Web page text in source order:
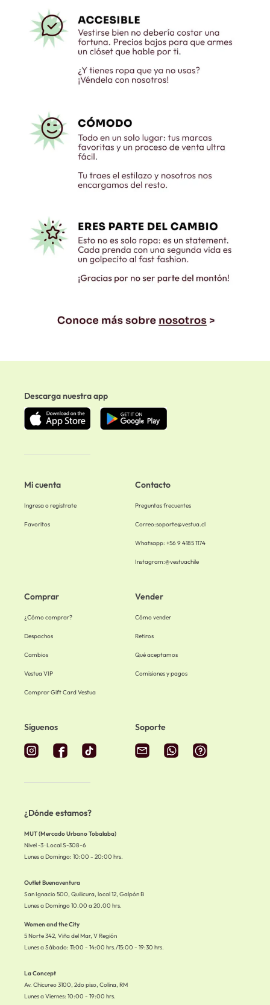
Descarga nuestra app
Mi cuenta
Ingresa o registrate
Favoritos
Contacto
Preguntas frecuentes
Correo:soporte@vestua.cl
Whatsapp: +56 9 4185 1174
Instagram:@vestuachile
Comprar
¿Cómo comprar?
Despachos
Cambios
Vestua VIP
Comprar Gift Card Vestua
Vender
Cómo vender
Retiros
Qué aceptamos
Comisiones y pagos
Síguenos Soporte
¿Dónde estamos?
MUT (Mercado Urbano Tobalaba)
Nivel -3 · Local S-308-6
Lunes a Domingo: 10:00 - 20:00 hrs.
Outlet Buenaventura
San Ignacio 500, Quilicura, local 12, Galpón B
Lunes a Domingo 10.00 a 20.00 hrs.
Women and the City
5 Norte 342, Viña del Mar, V Región
Lunes a Sábado: 11:00 - 14:00 hrs./15:00 - 19:30 hrs.
La Concept
Av. Chicureo 3100, 2do piso, Colina, RM
Lunes a Viernes: 10:00 - 19:00 hrs.